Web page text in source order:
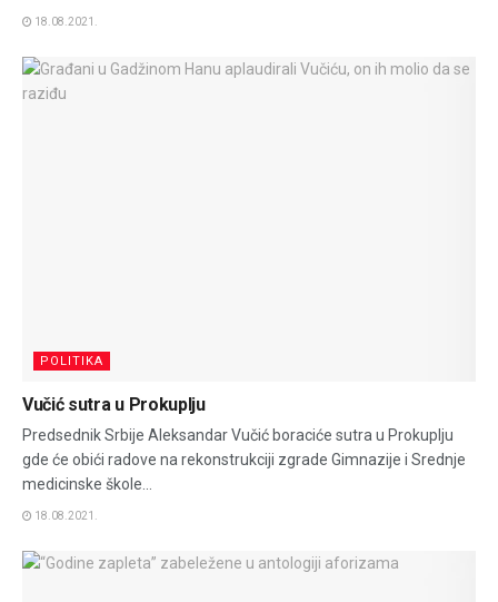
18.08.2021.
POLITIKA
Vučić sutra u Prokuplju
Predsednik Srbije Aleksandar Vučić boraciće sutra u Prokuplju
gde će obići radove na rekonstrukciji zgrade Gimnazije i Srednje
medicinske škole...
18.08.2021.